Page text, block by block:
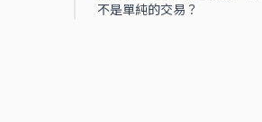
不是單純的交易？